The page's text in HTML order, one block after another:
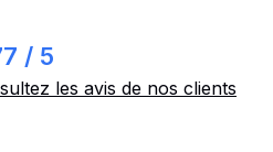
/ 5
les avis de nos clients